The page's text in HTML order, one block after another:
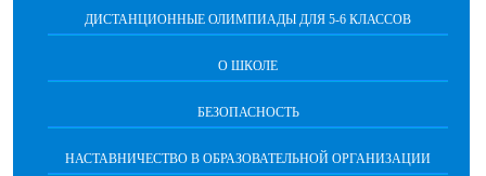
ДИСТАНЦИОННЫЕ ОЛИМПИАДЫ ДЛЯ 5-6 КЛАССОВ
О ШКОЛЕ
БЕЗОПАСНОСТЬ
НАСТАВНИЧЕСТВО В ОБРАЗОВАТЕЛЬНОЙ ОРГАНИЗАЦИИ